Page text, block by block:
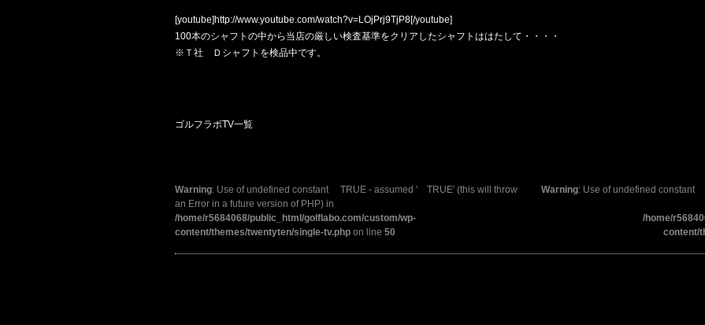
[youtube]http://www.youtube.com/watch?v=LOjPrj9TjP8[/youtube]
100本のシャフトの中から当店の厳しい検査基準をクリアしたシャフトははたして・・・・
※Ｔ社 Ｄシャフトを検品中です。
ゴルフラボTV一覧
Warning: Use of undefined constant TRUE - assumed ' TRUE' (this will throw
an Error in a future version of PHP) in
/home/r5684068/public_html/golflabo.com/custom/wp-
content/themes/twentyten/single-tv.php on line 50
Warning: Use of undefined
/home/
content/